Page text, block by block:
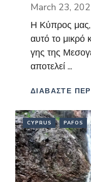
March 23,
Η Κύπρος μας,
αυτό το μικρό
γης της
αποτελεί ...
ΔΙΑΒΑΣΤΕ
CYPRUS PAFOS